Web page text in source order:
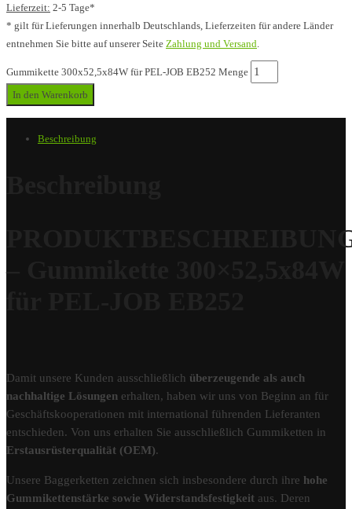
Lieferzeit: 2-5 Tage*
* gilt für Lieferungen innerhalb Deutschlands, Lieferzeiten für andere Länder
entnehmen Sie bitte auf unserer Seite Zahlung und Versand
Gummikette 300x52,5x84W für PEL-JOB EB252 Menge
In den Warenkorb
Beschreibung
Damit unsere Kunden ausschließlich überzeugende als auch
nachhaltige Lösungen erhalten, haben wir uns von Beginn an für
Geschäftskooperationen mit international führenden Lieferanten
entschieden. Von uns erhalten Sie ausschließlich Gummiketten in
Erstausrüsterqualität (OEM).
Unsere Baggerketten zeichnen sich insbesondere durch ihre hohe
Gummikettenstärke sowie Widerstandsfestigkeit aus. Deren